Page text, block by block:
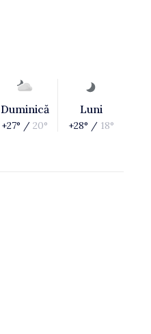
Duminică
+27° / 20°
Luni
+28° / 18°